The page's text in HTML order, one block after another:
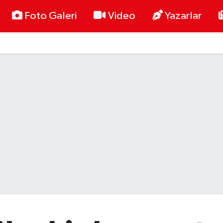
Foto Galeri Video Yazarlar